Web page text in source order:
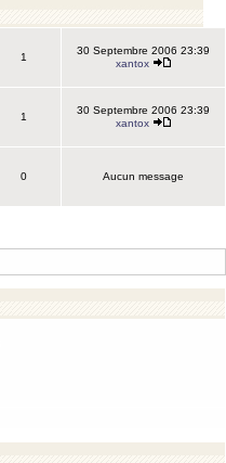
1
30 Septembre 2006 23:39
xantox
1
30 Septembre 2006 23:39
xantox
0 Aucun message